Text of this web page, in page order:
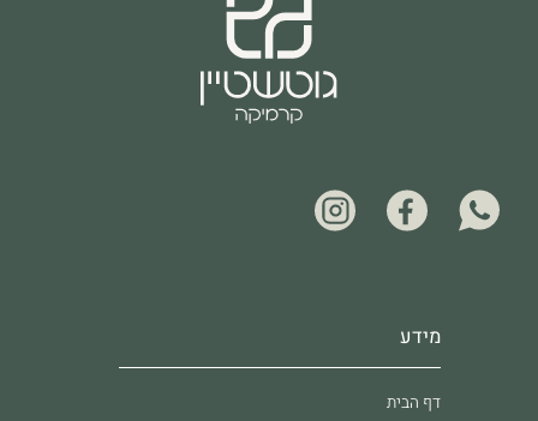
מידע
דף הבית